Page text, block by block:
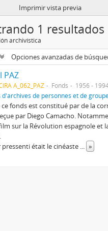
Imprimir vista previa
1 resultados
archivística
Opciones avanzadas de
PAZ
A_062_PAZ Fonds
1956 -
d'archives de personnes et de
ce fonds est constitué par de la
par Diego Camacho.
sur la Révolution espagnole et
pressenti était le cinéaste ... »